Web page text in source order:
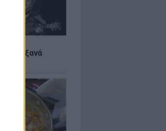
ξανά